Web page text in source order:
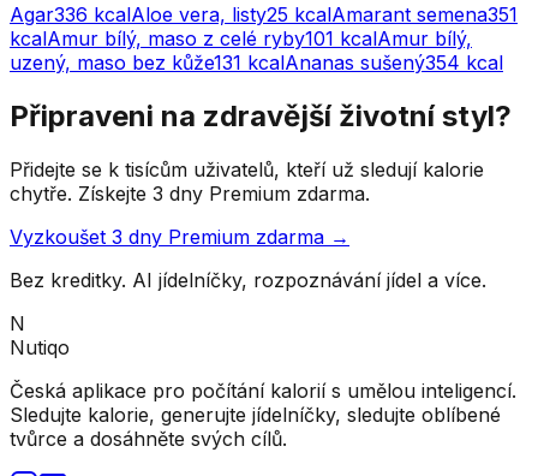
Agar336 kcalAloe vera, listy25 kcalAmarant semena351
kcalAmur bílý, maso z celé ryby101 kcalAmur bílý,
uzený, maso bez kůže131 kcalAnanas sušený354 kcal
Připraveni na zdravější životní styl?
Přidejte se k tisícům uživatelů, kteří už sledují kalorie
chytře. Získejte 3 dny Premium zdarma.
Vyzkoušet 3 dny Premium zdarma →
Bez kreditky. AI jídelníčky, rozpoznávání jídel a více.
N
Nutiqo
Česká aplikace pro počítání kalorií s umělou inteligencí.
Sledujte kalorie, generujte jídelníčky, sledujte oblíbené
tvůrce a dosáhněte svých cílů.